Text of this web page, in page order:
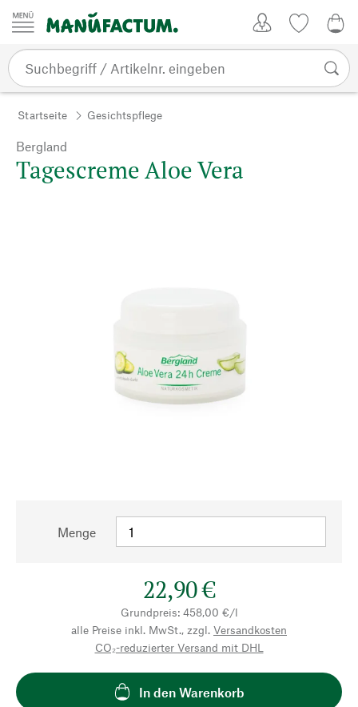
Zum Inhalt springen
Startseite Gesichtspflege
Bergland
Tagescreme Aloe Vera
Menge
22,90 €
Grundpreis: 458,00 €/l
alle Preise inkl. MwSt., zzgl. Versandkosten
CO₂-reduzierter Versand mit DHL
In den Warenkorb